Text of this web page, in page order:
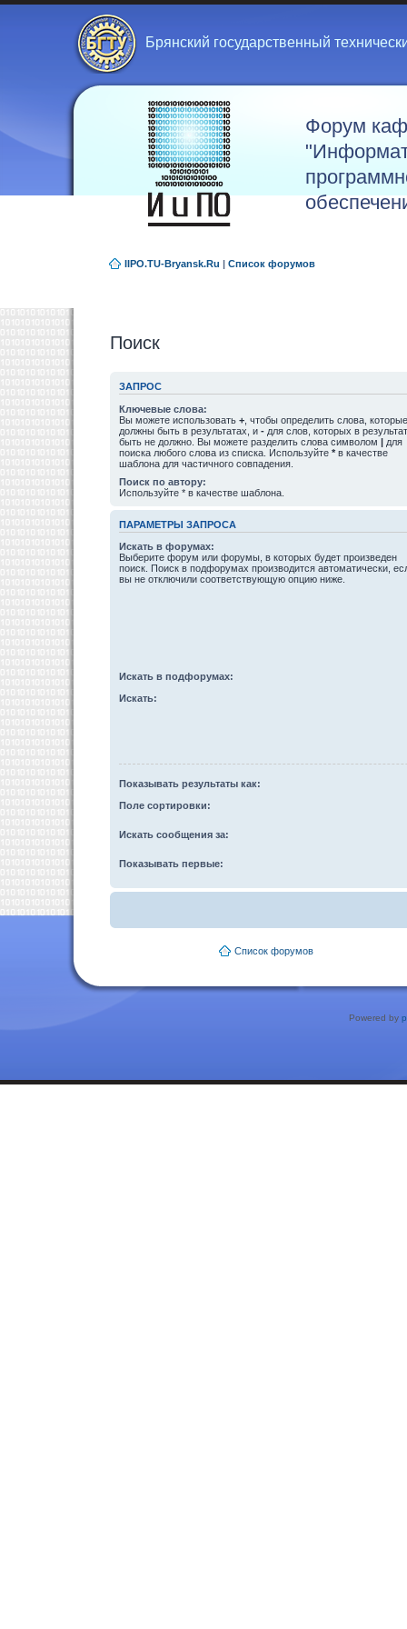
Брянский государственный
Форум
IIPO.TU-Bryansk.Ru | Список форумов
Поиск
ЗАПРОС
Ключевые слова:
Вы можете использовать + , чтобы определить слова, которые
должны быть в результатах, и - для слов, которых в
быть не должно. Вы можете разделить слова символом | для
поиска любого слова из списка. Используйте * в качестве
шаблона для частичного совпадения.
Поиск по автору:
Используйте * в качестве шаблона.
ПАРАМЕТРЫ ЗАПРОСА
Искать в форумах:
Выберите форум или форумы, в которых будет произведен
поиск. Поиск в подфорумах производится автоматически,
вы не отключили соответствующую опцию ниже.
Искать в подфорумах:
Искать:
Показывать результаты как:
Поле сортировки:
Искать сообщения за:
Показывать первые:
Список форумов
Powered by